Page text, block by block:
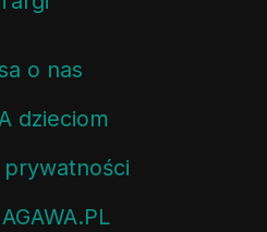
o nas
dzieciom
prywatności